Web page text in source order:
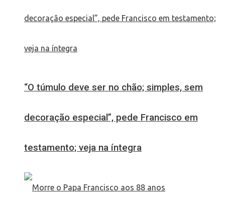
“O túmulo deve ser no chão; simples, sem
decoração especial”, pede Francisco em
testamento; veja na íntegra